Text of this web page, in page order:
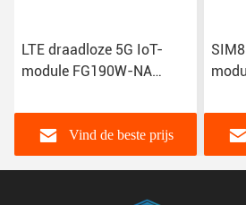
LTE draadloze 5G IoT-
module FG190W-NA
GSM Gprs-module
Vind de beste prijs
Sub-